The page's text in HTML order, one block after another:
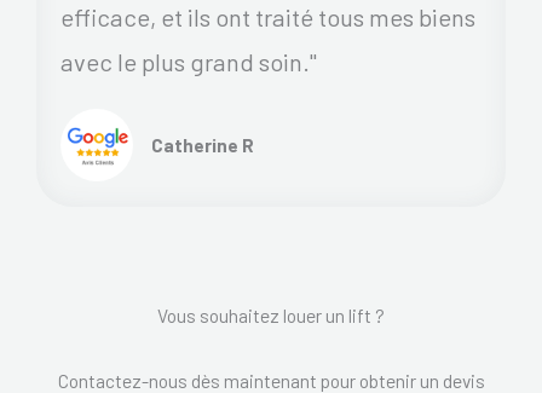
efficace, et ils ont traité tous mes biens
avec le plus grand soin."
Catherine R
Vous souhaitez louer un lift ?
Contactez-nous dès maintenant pour obtenir un devis